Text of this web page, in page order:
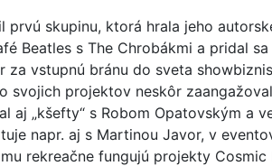
prvú skupinu, ktorá hrala jeho
Beatles s The Chrobákmi a pridal
za vstupnú bránu do sveta
svojich projektov neskôr
aj „kšefty“ s Robom Opatovským a
napr. aj s Martinou Javor, v
rekreačne fungujú projekty Cosmic